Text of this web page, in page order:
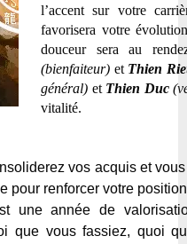
l’accent sur votre
favorisera votre
douceur sera au
(bienfaiteur) et Thien
général) et Thien Duc
vitalité.
vos acquis et
pour renforcer votre
une année de
que vous fassiez, quoi